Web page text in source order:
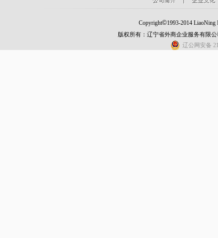
Copyright©1993-2014 LiaoNing
版权所有：辽宁省外商企业服务有限
辽公网安备